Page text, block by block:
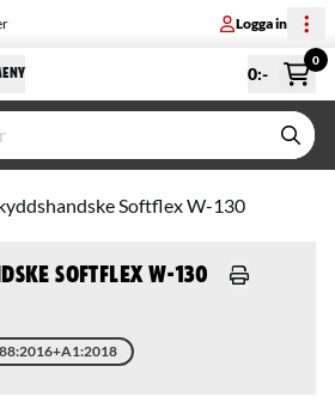
Logga in
0:-
0
Softflex W-130
Softflex W-130